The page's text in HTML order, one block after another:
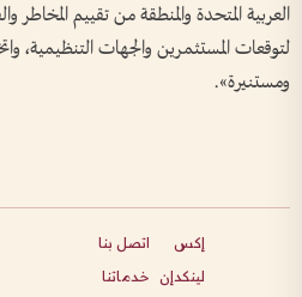
العربية المتحدة والمنطقة من تقييم
لتوقعات المستثمرين والجهات التنظيمية،
ومستنيرة».
إكس
لينكدإن
اتصل بنا
خدماتنا